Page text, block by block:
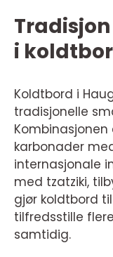
i
Koldtbord i
tradisjonelle
Kombinasjonen
karbonader
internasjonale
med tzatziki,
gjør koldtbord
tilfredsstille
samtidig.